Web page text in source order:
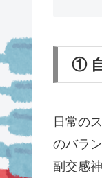
①
日常の
のバラ
副交感